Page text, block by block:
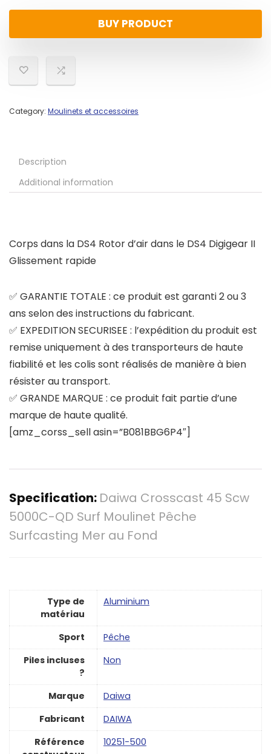
BUY PRODUCT
Category: Moulinets et accessoires
Description
Additional information
Corps dans la DS4 Rotor d’air dans le DS4 Digigear II
Glissement rapide
✅ GARANTIE TOTALE : ce produit est garanti 2 ou 3
ans selon des instructions du fabricant.
✅ EXPEDITION SECURISEE : l’expédition du produit est
remise uniquement à des transporteurs de haute
fiabilité et les colis sont réalisés de manière à bien
résister au transport.
✅ GRANDE MARQUE : ce produit fait partie d’une
marque de haute qualité.
[amz_corss_sell asin=”B081BBG6P4″]
Specification: Daiwa Crosscast 45 Scw
5000C-QD Surf Moulinet Pêche
Surfcasting Mer au Fond
Type de
matériau
‎Aluminium
Sport
Pêche
Piles incluses
?
‎Non
Marque
‎Daiwa
Fabricant
‎DAIWA
Référence
‎10251-500